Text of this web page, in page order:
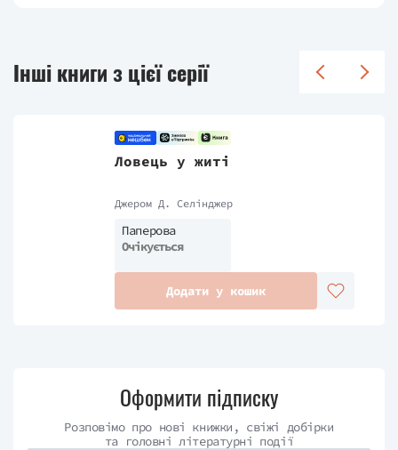
Інші книги з цієї серії
Ловець у житі
Джером Д. Селінджер
Паперова
Очікується
Додати у кошик
Оформити підписку
Розповімо про нові книжки, свіжі добірки
та головні літературні події